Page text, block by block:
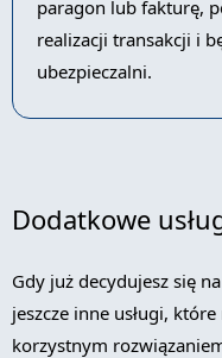
paragon lub fakturę,
realizacji transakcji i
ubezpieczalni.
Dodatkowe
Gdy już decydujesz się na
jeszcze inne usługi,
korzystnym